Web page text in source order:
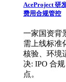
AceProject 研
费用合规管控
一家国资背
需上线标准
核验、环境
决: IPO 合
点。